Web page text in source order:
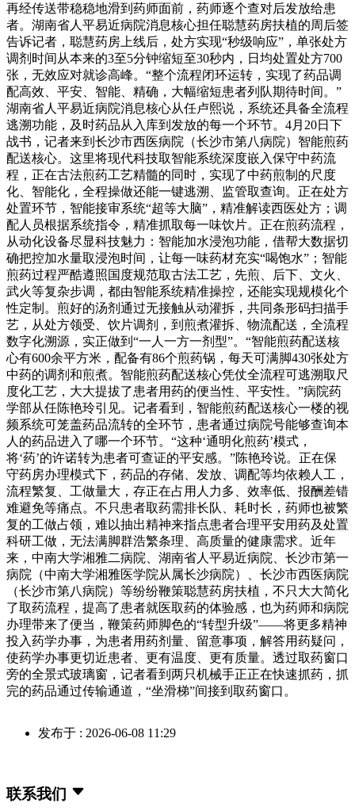
再经传送带稳稳地滑到药师面前，药师逐个查对后发放给患
者。湖南省人平易近病院消息核心担任聪慧药房扶植的周后签
告诉记者，聪慧药房上线后，处方实现“秒级响应”，单张处方
调剂时间从本来的3至5分钟缩短至30秒内，日均处置处方700
张，无效应对就诊高峰。“整个流程闭环运转，实现了药品调
配高效、平安、智能、精确，大幅缩短患者列队期待时间。”
湖南省人平易近病院消息核心从任卢熙说，系统还具备全流程
逃溯功能，及时药品从入库到发放的每一个环节。4月20日下
战书，记者来到长沙市西医病院（长沙市第八病院）智能煎药
配送核心。这里将现代科技取智能系统深度嵌入保守中药流
程，正在古法煎药工艺精髓的同时，实现了中药煎制的尺度
化、智能化，全程操做还能一键逃溯、监管取查询。正在处方
处置环节，智能接审系统“超等大脑”，精准解读西医处方；调
配人员根据系统指令，精准抓取每一味饮片。正在煎药流程，
从动化设备尽显科技魅力：智能加水浸泡功能，借帮大数据切
确把控加水量取浸泡时间，让每一味药材充实“喝饱水”；智能
煎药过程严酷遵照国度规范取古法工艺，先煎、后下、文火、
武火等复杂步调，都由智能系统精准操控，还能实现规模化个
性定制。煎好的汤剂通过无接触从动灌拆，共同条形码扫描手
艺，从处方领受、饮片调剂，到煎煮灌拆、物流配送，全流程
数字化溯源，实正做到“一人一方一剂型”。“智能煎药配送核
心有600余平方米，配备有86个煎药锅，每天可满脚430张处方
中药的调剂和煎煮。智能煎药配送核心凭仗全流程可逃溯取尺
度化工艺，大大提拔了患者用药的便当性、平安性。”病院药
学部从任陈艳玲引见。记者看到，智能煎药配送核心一楼的视
频系统可笼盖药品流转的全环节，患者通过病院号能够查询本
人的药品进入了哪一个环节。“这种‘通明化煎药’模式，
将‘药’的许诺转为患者可查证的平安感。”陈艳玲说。正在保
守药房办理模式下，药品的存储、发放、调配等均依赖人工，
流程繁复、工做量大，存正在占用人力多、效率低、报酬差错
难避免等痛点。不只患者取药需排长队、耗时长，药师也被繁
复的工做占领，难以抽出精神来指点患者合理平安用药及处置
科研工做，无法满脚群浩繁条理、高质量的健康需求。近年
来，中南大学湘雅二病院、湖南省人平易近病院、长沙市第一
病院（中南大学湘雅医学院从属长沙病院）、长沙市西医病院
（长沙市第八病院）等纷纷鞭策聪慧药房扶植，不只大大简化
了取药流程，提高了患者就医取药的体验感，也为药师和病院
办理带来了便当，鞭策药师脚色的“转型升级”——将更多精神
投入药学办事，为患者用药剂量、留意事项，解答用药疑问，
使药学办事更切近患者、更有温度、更有质量。透过取药窗口
旁的全景式玻璃窗，记者看到两只机械手正正在快速抓药，抓
完的药品通过传输通道，“坐滑梯”间接到取药窗口。
发布于 : 2026-06-08 11:29
联系我们